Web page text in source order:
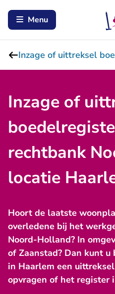
Menu
Inzage of uittreksel
Inzage of
rechtbank
locatie
Hoort de laatste
overledene bij het
Noord-Holland? In
of Zaanstad? Dan kunt
in Haarlem een
opvragen of het register